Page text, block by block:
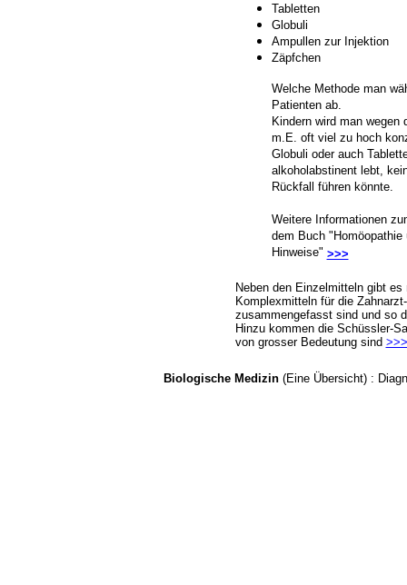
Tabletten
Globuli
Ampullen zur Injektion
Zäpfchen
Welche Methode man
Patienten ab.
Kindern wird man
m.E. oft viel zu hoch
Globuli oder auch
alkoholabstinent lebt,
Rückfall führen könnte.
Weitere Informationen
dem Buch "Homöopathie
Hinweise" >>>
Neben den Einzelmitteln gibt
Komplexmitteln für die
zusammengefasst sind und so
Hinzu kommen die Schüssler-
von grosser Bedeutung sind >>>
Biologische Medizin (Eine Übersicht) :